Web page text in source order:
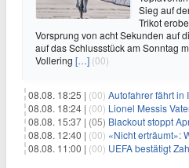
Sieg auf
Trikot
Vorsprung von acht Sekunden auf
auf das Schlussstück am Sonntag
Vollering […] (00)
08.08. 18:25 | (00) Autofahrer fährt in
08.08. 18:24 | (00) Lionel Messis Vater
08.08. 15:37 | (05) Blackout stoppt
08.08. 12:40 | (00) «Nicht erträumt»:
08.08. 11:00 | (00) UEFA bestätigt